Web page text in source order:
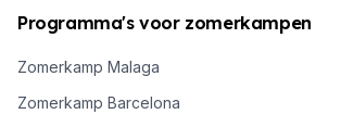
Programma's voor zomerkampen
Zomerkamp Malaga
Zomerkamp Barcelona